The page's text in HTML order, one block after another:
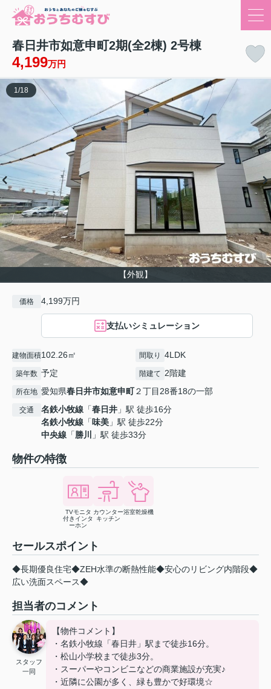
春日井市如意申町2期(全2棟) 2号棟
4,199万円
【外観】
1/18
価格 4,199万円
支払いシミュレーション
建物面積102.26㎡ 間取り 4LDK
築年数 予定 階建て 2階建
所在地 愛知県春日井市如意申町２丁目28番18の一部
交通 名鉄小牧線 「春日井 」駅 徒歩16分
名鉄小牧線 「味美 」駅 徒歩22分
中央線 「勝川 」駅 徒歩33分
物件の特徴
TVモニタ
付きインタ
ーホン
カウンター
キッチン
浴室乾燥機
セールスポイント
◆長期優良住宅◆ZEH水準の断熱性能◆安心のリビング内階段◆
広い洗面スペース◆
担当者のコメント
スタッフ
一同
【物件コメント】
・名鉄小牧線「春日井」駅まで徒歩16分。
・松山小学校まで徒歩3分。
・スーパーやコンビニなどの商業施設が充実♪
・近隣に公園が多く、緑も豊かで好環境☆